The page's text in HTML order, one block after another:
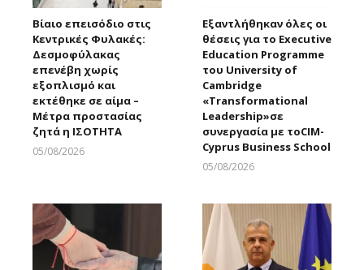
Βίαιο επεισόδιο στις
Κεντρικές Φυλακές:
Δεσμοφύλακας
επενέβη χωρίς
εξοπλισμό και
εκτέθηκε σε αίμα –
Μέτρα προστασίας
ζητά η ΙΣΟΤΗΤΑ
05/08/2026
Εξαντλήθηκαν όλες οι
θέσεις για το Executive
Education Programme
του University of
Cambridge
«Transformational
Leadership»σε
συνεργασία με τοCIM-
Cyprus Business School
05/08/2026